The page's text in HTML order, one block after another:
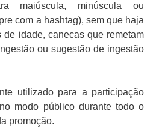
maiúscula, minúscula ou
com a hashtag), sem que haja
de idade, canecas que remetam
ou sugestão de ingestão
utilizado para a participação
modo público durante todo o
promoção.